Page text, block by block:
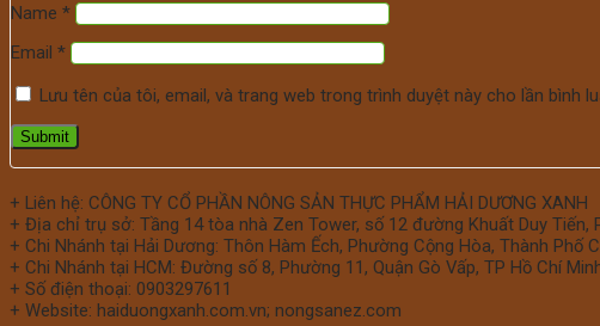
Name *
Email *
Lưu tên của tôi, email, và trang web trong trình duyệt này cho lần bình
+ Liên hệ: CÔNG TY CỔ PHẦN NÔNG SẢN THỰC PHẨM HẢI DƯƠNG XANH
+ Địa chỉ trụ sở: Tầng 14 tòa nhà Zen Tower, số 12 đường Khuất Duy Tiến,
+ Chi Nhánh tại Hải Dương: Thôn Hàm Ếch, Phường Cộng Hòa, Thành Phố
+ Chi Nhánh tại HCM: Đường số 8, Phường 11, Quận Gò Vấp, TP Hồ Chí
+ Số điện thoại: 0903297611
+ Website: haiduongxanh.com.vn; nongsanez.com